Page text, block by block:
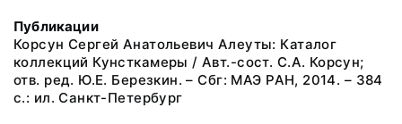
Публикации
Корсун Сергей Анатольевич Алеуты: Каталог
коллекций Кунсткамеры / Авт.-сост. С.А. Корсун;
отв. ред. Ю.Е. Березкин. – Сбг: МАЭ РАН, 2014. – 384
с.: ил. Санкт-Петербург